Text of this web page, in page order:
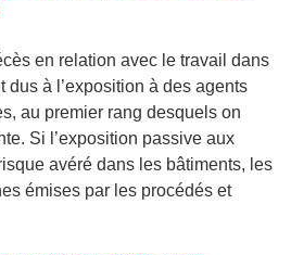
en relation avec le travail dans
dus à l’exposition à des agents
au premier rang desquels on
Si l’exposition passive aux
avéré dans les bâtiments, les
émises par les procédés et